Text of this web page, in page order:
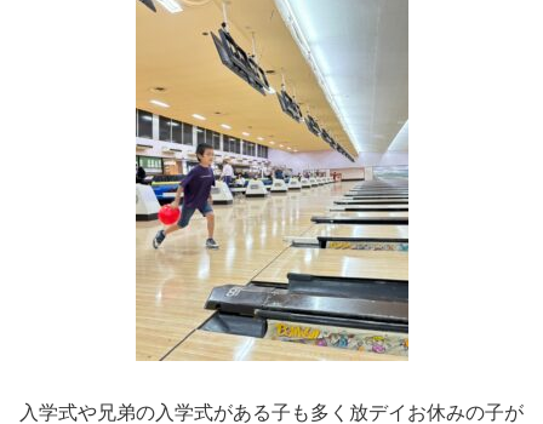
入学式や兄弟の入学式がある子も多く放デイお休みの子が